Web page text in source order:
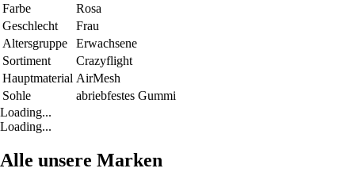
Farbe
Rosa
Geschlecht
Frau
Altersgruppe
Erwachsene
Sortiment
Crazyflight
Hauptmaterial AirMesh
Sohle
abriebfestes Gummi
Loading...
Loading...
Alle unsere Marken